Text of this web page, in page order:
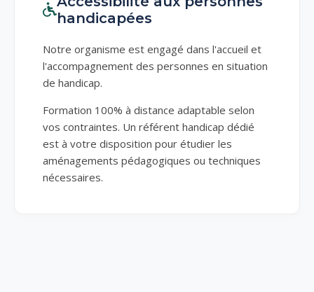
handicapées
Notre organisme est engagé dans l'accueil et
l'accompagnement des personnes en situation
de handicap.
Formation 100% à distance adaptable selon
vos contraintes. Un référent handicap dédié
est à votre disposition pour étudier les
aménagements pédagogiques ou techniques
nécessaires.